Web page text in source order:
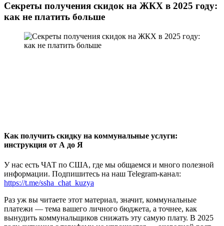
Секреты получения скидок на ЖКХ в 2025 году:
как не платить больше
Как получить скидку на коммунальные услуги:
инструкция от А до Я
У нас есть ЧАТ по США, где мы общаемся и много полезной
информации. Подпишитесь на наш Telegram-канал:
https://t.me/ssha_chat_kuzya
Раз уж вы читаете этот материал, значит, коммунальные
платежи — тема вашего личного бюджета, а точнее, как
вынудить коммунальщиков снижать эту самую плату. В 2025